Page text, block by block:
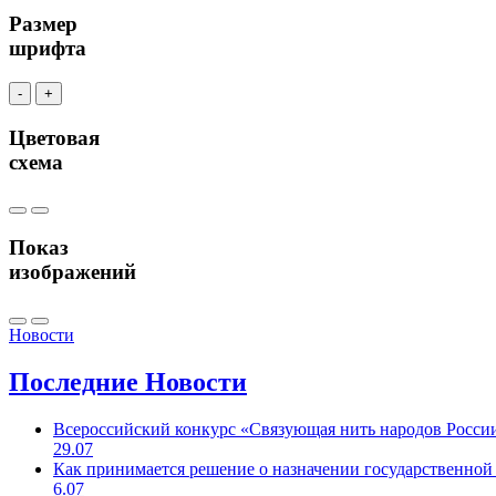
Размер
шрифта
- +
Цветовая
схема
Показ
изображений
Новости
Последние Новости
Всероссийский конкурс «Связующая нить народов
29.07
Как принимается решение о назначении
6.07